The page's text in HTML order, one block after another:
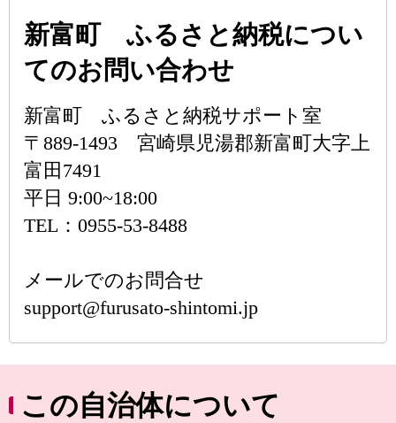
新富町 ふるさと納税につい
てのお問い合わせ
新富町 ふるさと納税サポート室
〒889-1493 宮崎県児湯郡新富町大字上
富田7491
平日 9:00~18:00
TEL：0955-53-8488
メールでのお問合せ
support@furusato-shintomi.jp
この自治体について